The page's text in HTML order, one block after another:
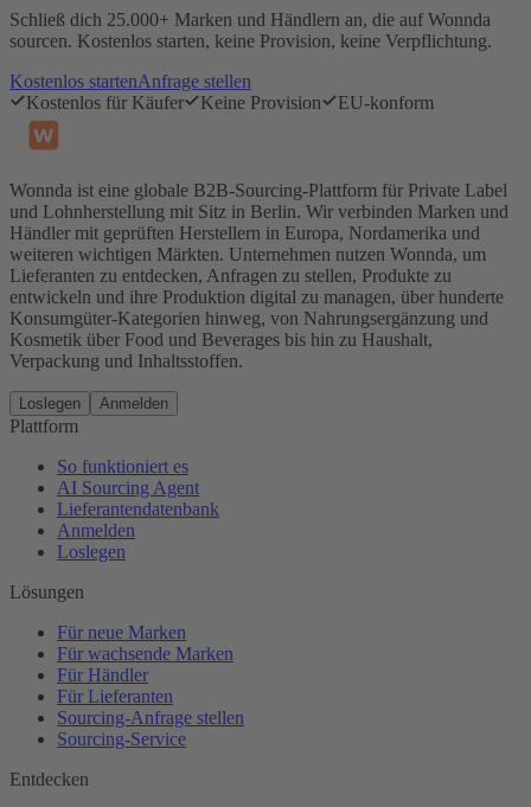
Schließ dich 25.000+ Marken und Händlern an, die auf Wonnda
sourcen. Kostenlos starten, keine Provision, keine Verpflichtung.
Kostenlos startenAnfrage stellen
Kostenlos für Käufer
Keine Provision EU-konform
Wonnda ist eine globale B2B-Sourcing-Plattform für Private Label
und Lohnherstellung mit Sitz in Berlin. Wir verbinden Marken und
Händler mit geprüften Herstellern in Europa, Nordamerika und
weiteren wichtigen Märkten. Unternehmen nutzen Wonnda, um
Lieferanten zu entdecken, Anfragen zu stellen, Produkte zu
entwickeln und ihre Produktion digital zu managen, über hunderte
Konsumgüter-Kategorien hinweg, von Nahrungsergänzung und
Kosmetik über Food und Beverages bis hin zu Haushalt,
Verpackung und Inhaltsstoffen.
Loslegen Anmelden
Plattform
So funktioniert es
AI Sourcing Agent
Lieferantendatenbank
Anmelden
Loslegen
Lösungen
Für neue Marken
Für wachsende Marken
Für Händler
Für Lieferanten
Sourcing-Anfrage stellen
Sourcing-Service
Entdecken